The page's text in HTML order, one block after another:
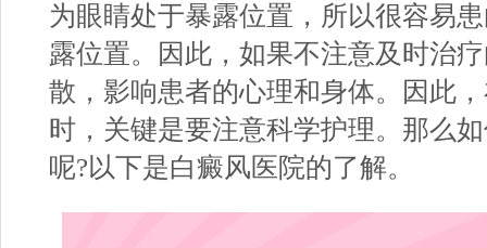
为眼睛处于暴露位置，所以很容易
露位置。因此，如果不注意及时治
散，影响患者的心理和身体。因此
时，关键是要注意科学护理。那么
呢?以下是白癜风医院的了解。